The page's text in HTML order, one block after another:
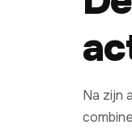
Na zijn